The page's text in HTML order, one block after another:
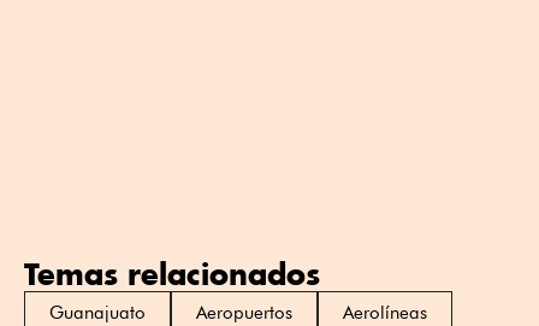
Temas relacionados
Guanajuato Aeropuertos
Aerolíneas